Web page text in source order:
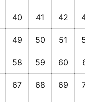
40 41 42
49 50 51
58 59 60
67 68 69